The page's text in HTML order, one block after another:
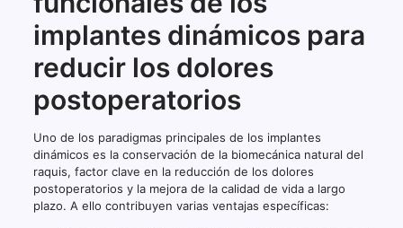
implantes dinámicos para
reducir los dolores
postoperatorios
Uno de los paradigmas principales de los implantes
dinámicos es la conservación de la biomecánica natural del
raquis, factor clave en la reducción de los dolores
postoperatorios y la mejora de la calidad de vida a largo
plazo. A ello contribuyen varias ventajas específicas: